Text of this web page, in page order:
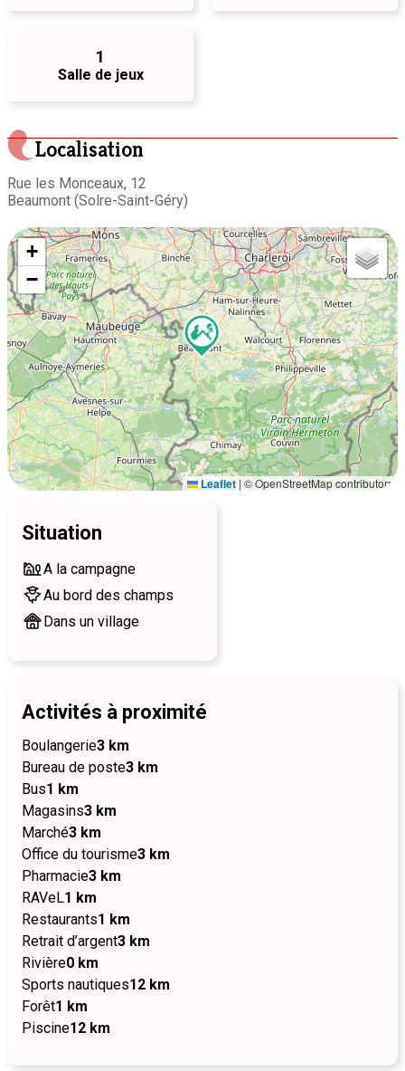
1
Salle de jeux
Localisation
Rue les Monceaux, 12
Beaumont (Solre-Saint-Géry)
+
−
Leaflet | © OpenStreetMap contributors
Situation
A la campagne
Au bord des champs
Dans un village
Activités à proximité
Boulangerie3 km
Bureau de poste3 km
Bus1 km
Magasins3 km
Marché3 km
Office du tourisme3 km
Pharmacie3 km
RAVeL1 km
Restaurants1 km
Retrait d’argent3 km
Rivière0 km
Sports nautiques12 km
Forêt1 km
Piscine12 km